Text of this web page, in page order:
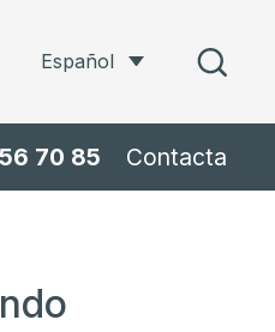
Español
70 85 Contacta